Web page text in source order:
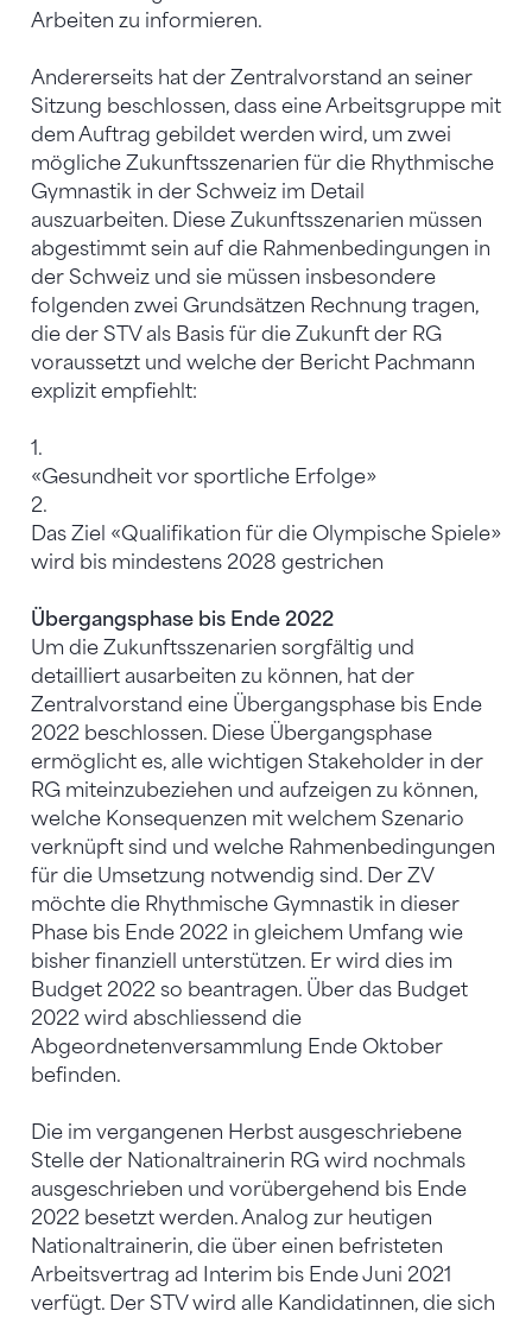
Arbeiten zu informieren.
Andererseits hat der Zentralvorstand an seiner
Sitzung beschlossen, dass eine Arbeitsgruppe mit
dem Auftrag gebildet werden wird, um zwei
mögliche Zukunftsszenarien für die Rhythmische
Gymnastik in der Schweiz im Detail
auszuarbeiten. Diese Zukunftsszenarien müssen
abgestimmt sein auf die Rahmenbedingungen in
der Schweiz und sie müssen insbesondere
folgenden zwei Grundsätzen Rechnung tragen,
die der STV als Basis für die Zukunft der RG
voraussetzt und welche der Bericht Pachmann
explizit empfiehlt:
1.
«Gesundheit vor sportliche Erfolge»
2.
Das Ziel «Qualifikation für die Olympische Spiele»
wird bis mindestens 2028 gestrichen
Übergangsphase bis Ende 2022
Um die Zukunftsszenarien sorgfältig und
detailliert ausarbeiten zu können, hat der
Zentralvorstand eine Übergangsphase bis Ende
2022 beschlossen. Diese Übergangsphase
ermöglicht es, alle wichtigen Stakeholder in der
RG miteinzubeziehen und aufzeigen zu können,
welche Konsequenzen mit welchem Szenario
verknüpft sind und welche Rahmenbedingungen
für die Umsetzung notwendig sind. Der ZV
möchte die Rhythmische Gymnastik in dieser
Phase bis Ende 2022 in gleichem Umfang wie
bisher finanziell unterstützen. Er wird dies im
Budget 2022 so beantragen. Über das Budget
2022 wird abschliessend die
Abgeordnetenversammlung Ende Oktober
befinden.
Die im vergangenen Herbst ausgeschriebene
Stelle der Nationaltrainerin RG wird nochmals
ausgeschrieben und vorübergehend bis Ende
2022 besetzt werden. Analog zur heutigen
Nationaltrainerin, die über einen befristeten
Arbeitsvertrag ad Interim bis Ende Juni 2021
verfügt. Der STV wird alle Kandidatinnen, die sich